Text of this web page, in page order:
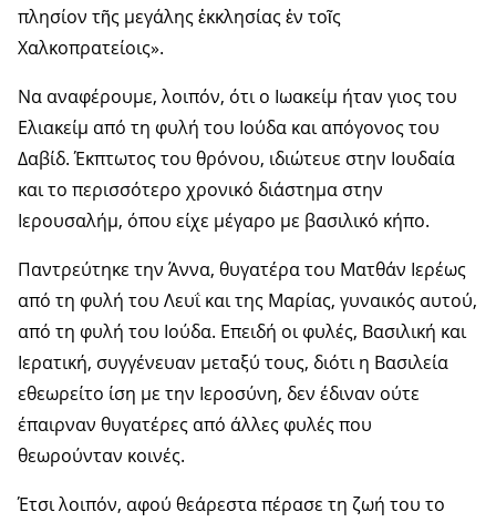
πλησίον τῆς μεγάλης ἐκκλησίας ἐν τοῖς
Χαλκοπρατείοις».
Να αναφέρουμε, λοιπόν, ότι ο Ιωακείμ ήταν γιος του
Ελιακείμ από τη φυλή του Ιούδα και απόγονος του
Δαβίδ. Έκπτωτος του θρόνου, ιδιώτευε στην Ιουδαία
και το περισσότερο χρονικό διάστημα στην
Ιερουσαλήμ, όπου είχε μέγαρο με βασιλικό κήπο.
Παντρεύτηκε την Άννα, θυγατέρα του Ματθάν Ιερέως
από τη φυλή του Λευΐ και της Μαρίας, γυναικός αυτού,
από τη φυλή του Ιούδα. Επειδή οι φυλές, Βασιλική και
Ιερατική, συγγένευαν μεταξύ τους, διότι η Βασιλεία
εθεωρείτο ίση με την Ιεροσύνη, δεν έδιναν ούτε
έπαιρναν θυγατέρες από άλλες φυλές που
θεωρούνταν κοινές.
Έτσι λοιπόν, αφού θεάρεστα πέρασε τη ζωή του το